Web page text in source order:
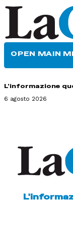
OPEN MAIN
L'informazione
6 agosto 2026